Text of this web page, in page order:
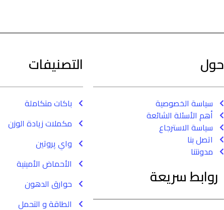
حول
سياسة الخصوصية
أهم الأسئلة الشائعة
سياسة الاسترجاع
اتصل بنا
مدونتنا
روابط سريعة
التصنيفات
باكات متكاملة
مكملات زيادة الوزن
واي پروتين
الأحماض الأمينية
حوارق الدهون
الطاقة و التحمل